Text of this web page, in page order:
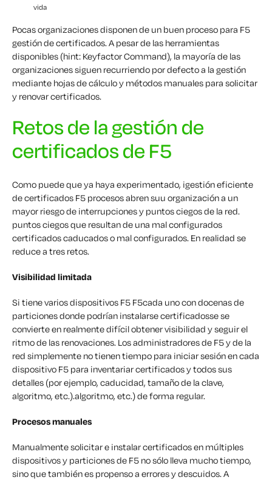
vida
Pocas organizaciones disponen de un buen proceso para F5
gestión de certificados. A pesar de las herramientas
disponibles (hint: KeyfactorCommand), la mayoría de las
organizaciones siguen recurriendo por defecto a la gestión
mediante hojas de cálculo y métodos manuales para solicitar
y renovar certificados.
Retos de la gestión de
certificados de F5
Como puede que ya haya experimentado, igestión eficiente
de certificados F5 procesosabren suu organizacióna un
mayor riesgo de interrupciones y puntos ciegos de la red.
puntos ciegosque resultan de una mal configurados
certificados caducados o mal configurados. En realidad se
reduce a tres retos.
Visibilidad limitada
Si tiene varios dispositivos F5 F5cada uno con docenas de
particiones donde podrían instalarse certificadossese
convierte en realmente difícilobtener visibilidad y seguir el
ritmo de las renovaciones. Los administradores de F5 y de la
red simplemente no tienen tiempo para iniciar sesión en cada
dispositivo F5 para inventariar certificados ytodossus
detalles (por ejemplo, caducidad, tamaño de la clave,
algoritmo, etc.).algoritmo, etc.)de forma regular.
Procesos manuales
Manualmentesolicitar e instalar certificados en múltiples
dispositivos y particiones de F5 no sólo lleva mucho tiempo,
sino que también es propenso a errores y descuidos. A